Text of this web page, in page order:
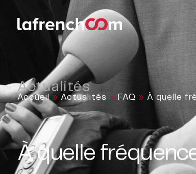
Actualités
Accueil» Actualités » FAQ » À quelle
À quelle